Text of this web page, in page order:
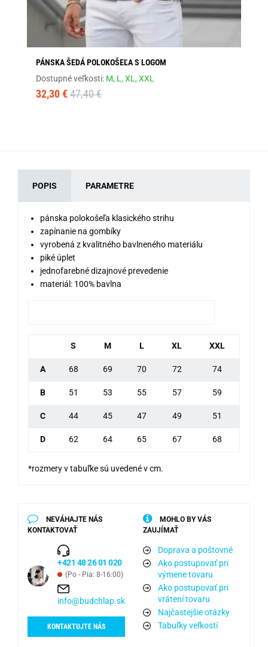
PÁNSKA ŠEDÁ POLOKOŠEĽA S LOGOM
Dostupné veľkosti: M, L,XL,XXL
32,30 € 47,40 €
POPIS PARAMETRE
pánska polokošeľa klasického strihu
zapínanie na gombíky
vyrobená z kvalitného bavlneného materiálu
piké úplet
jednofarebné dizajnové prevedenie
materiál: 100% bavlna
S M L XL XXL
A 68 69 70 72 74
B 51 53 55 57 59
C 44 45 47 49 51
D 62 64 65 67 68
*rozmery v tabuľke sú uvedené v cm.
NEVÁHAJTE NÁS
KONTAKTOVAŤ
+421 48 26 01 020
(Po - Pia: 8-16:00)
info@budchlap.sk
KONTAKTUJTE NÁS
MOHLO BY VÁS
ZAUJÍMAŤ
Doprava a poštovné
Ako postupovať pri
výmene tovaru
Ako postupovať pri
vrátení tovaru
Najčastejšie otázky
Tabuľky veľkostí